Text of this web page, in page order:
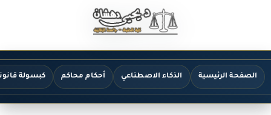
الصفحة الرئيسية الذكاء الاصطناعي أحكام محاكم كبسولة